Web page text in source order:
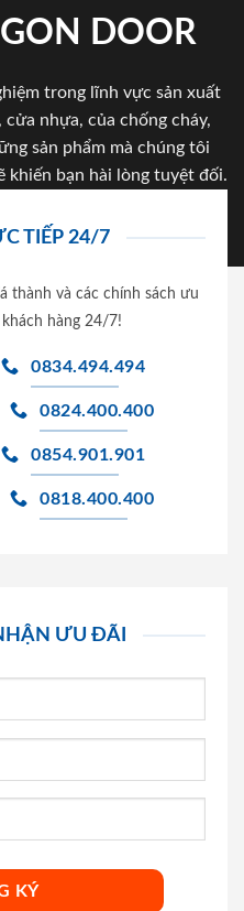
DOOR
trong lĩnh vực sản xuất
nhựa, của chống cháy,
sản phẩm mà chúng tôi
khiến bạn hài lòng tuyệt đối.
TIẾP 24/7
thành và các chính sách ưu
hàng 24/7!
0834.494.494
0824.400.400
0854.901.901
0818.400.400
ƯU ĐÃI